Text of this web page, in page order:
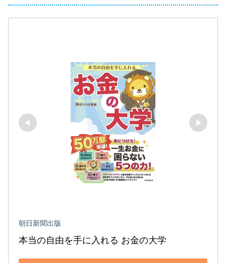
朝日新聞出版
本当の自由を手に入れる お金の大学